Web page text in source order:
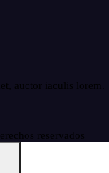
auctor iaculis lorem.
reservados